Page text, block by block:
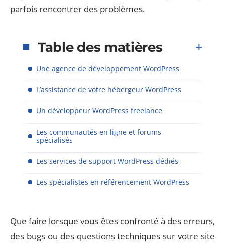
parfois rencontrer des problèmes.
Table des matières
Une agence de développement WordPress
L’assistance de votre hébergeur WordPress
Un développeur WordPress freelance
Les communautés en ligne et forums
spécialisés
Les services de support WordPress dédiés
Les spécialistes en référencement WordPress
Que faire lorsque vous êtes confronté à des erreurs,
des bugs ou des questions techniques sur votre site